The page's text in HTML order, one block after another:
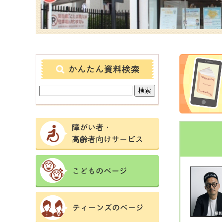
が
者・
高
齢
者
向
け
サ
ど
の
ペ
ー
ィ